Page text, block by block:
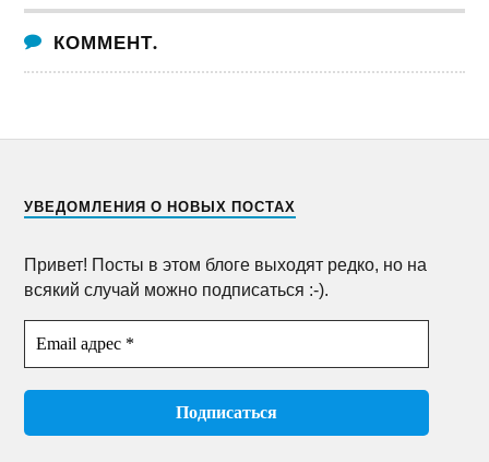
КОММЕНТ.
УВЕДОМЛЕНИЯ О НОВЫХ ПОСТАХ
Привет! Посты в этом блоге выходят редко, но на
всякий случай можно подписаться :-).